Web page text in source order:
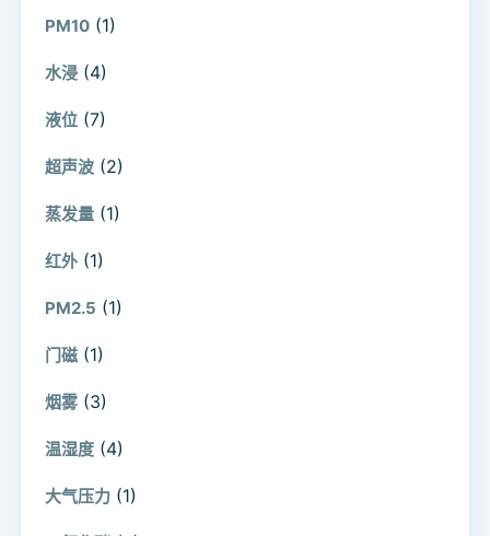
PM10 (1)
水浸 (4)
液位 (7)
超声波 (2)
蒸发量 (1)
红外 (1)
PM2.5 (1)
门磁 (1)
烟雾 (3)
温湿度 (4)
大气压力 (1)